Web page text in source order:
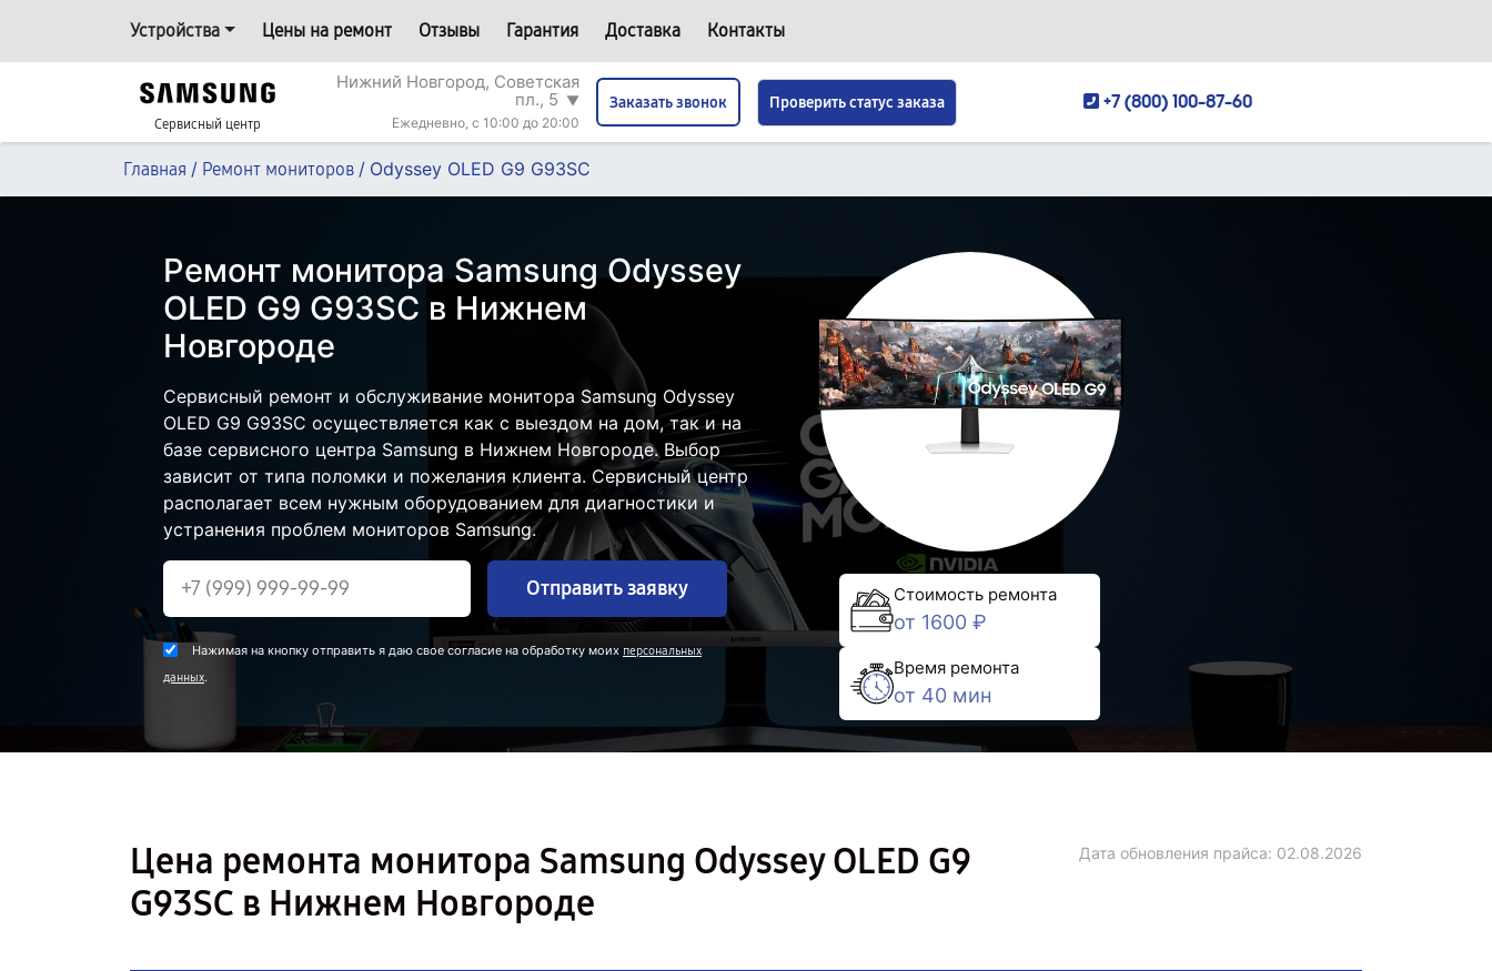
Устройства Цены на ремонт Отзывы Гарантия Доставка Контакты
Сервисный центр
Нижний Новгород, Советская
пл., 5 ▼
Ежедневно, с 10:00 до 20:00
Заказать звонок Проверить статус заказа +7 (800) 100-87-60
Главная / Ремонт мониторов / Odyssey OLED G9 G93SC
Ремонт монитора Samsung Odyssey
OLED G9 G93SC в Нижнем
Новгороде
Сервисный ремонт и обслуживание монитора Samsung Odyssey
OLED G9 G93SC осуществляется как с выездом на дом, так и на
базе сервисного центра Samsung в Нижнем Новгороде. Выбор
зависит от типа поломки и пожелания клиента. Сервисный центр
располагает всем нужным оборудованием для диагностики и
устранения проблем мониторов Samsung.
Отправить заявку
Нажимая на кнопку отправить я даю свое согласие на обработку моих персональных
данных.
Стоимость ремонта
от 1600 ₽
Время ремонта
от 40 мин
Цена ремонта монитора Samsung Odyssey OLED G9
G93SC в Нижнем Новгороде
Дата обновления прайса: 02.08.2026